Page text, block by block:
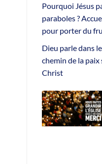
Pourquoi Jésus
paraboles ?
pour porter du
Dieu parle dans
chemin de la paix
Christ